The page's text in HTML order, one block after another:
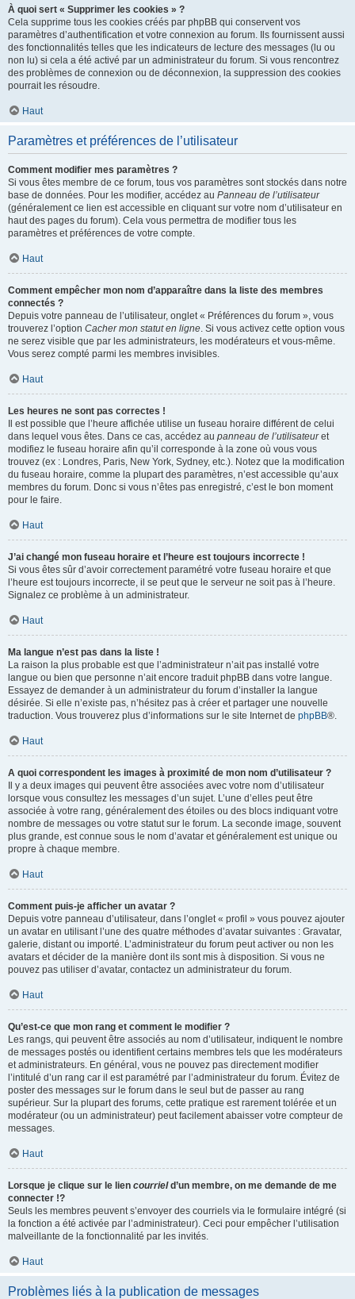
À quoi sert « Supprimer les cookies » ?
Cela supprime tous les cookies créés par phpBB qui conservent vos
paramètres d’authentification et votre connexion au forum. Ils fournissent aussi
des fonctionnalités telles que les indicateurs de lecture des messages (lu ou
non lu) si cela a été activé par un administrateur du forum. Si vous rencontrez
des problèmes de connexion ou de déconnexion, la suppression des cookies
pourrait les résoudre.
Haut
Paramètres et préférences de l’utilisateur
Comment modifier mes paramètres ?
Si vous êtes membre de ce forum, tous vos paramètres sont stockés dans notre
base de données. Pour les modifier, accédez au Panneau de l’utilisateur
(généralement ce lien est accessible en cliquant sur votre nom d’utilisateur en
haut des pages du forum). Cela vous permettra de modifier tous les
paramètres et préférences de votre compte.
Haut
Comment empêcher mon nom d’apparaître dans la liste des membres
connectés ?
Depuis votre panneau de l’utilisateur, onglet « Préférences du forum », vous
trouverez l’option Cacher mon statut en ligne. Si vous activez cette option vous
ne serez visible que par les administrateurs, les modérateurs et vous-même.
Vous serez compté parmi les membres invisibles.
Haut
Les heures ne sont pas correctes !
Il est possible que l’heure affichée utilise un fuseau horaire différent de celui
dans lequel vous êtes. Dans ce cas, accédez au panneau de l’utilisateuret
modifiez le fuseau horaire afin qu’il corresponde à la zone où vous vous
trouvez (ex : Londres, Paris, New York, Sydney, etc.). Notez que la modification
du fuseau horaire, comme la plupart des paramètres, n’est accessible qu’aux
membres du forum. Donc si vous n’êtes pas enregistré, c’est le bon moment
pour le faire.
Haut
J’ai changé mon fuseau horaire et l’heure est toujours incorrecte !
Si vous êtes sûr d’avoir correctement paramétré votre fuseau horaire et que
l’heure est toujours incorrecte, il se peut que le serveur ne soit pas à l’heure.
Signalez ce problème à un administrateur.
Haut
Ma langue n’est pas dans la liste !
La raison la plus probable est que l’administrateur n’ait pas installé votre
langue ou bien que personne n’ait encore traduit phpBB dans votre langue.
Essayez de demander à un administrateur du forum d’installer la langue
désirée. Si elle n’existe pas, n’hésitez pas à créer et partager une nouvelle
traduction. Vous trouverez plus d’informations sur le site Internet de phpBB®.
Haut
A quoi correspondent les images à proximité de mon nom d’utilisateur ?
Il y a deux images qui peuvent être associées avec votre nom d’utilisateur
lorsque vous consultez les messages d’un sujet. L’une d’elles peut être
associée à votre rang, généralement des étoiles ou des blocs indiquant votre
nombre de messages ou votre statut sur le forum. La seconde image, souvent
plus grande, est connue sous le nom d’avatar et généralement est unique ou
propre à chaque membre.
Haut
Comment puis-je afficher un avatar ?
Depuis votre panneau d’utilisateur, dans l’onglet « profil » vous pouvez ajouter
un avatar en utilisant l’une des quatre méthodes d’avatar suivantes : Gravatar,
galerie, distant ou importé. L’administrateur du forum peut activer ou non les
avatars et décider de la manière dont ils sont mis à disposition. Si vous ne
pouvez pas utiliser d’avatar, contactez un administrateur du forum.
Haut
Qu’est-ce que mon rang et comment le modifier ?
Les rangs, qui peuvent être associés au nom d’utilisateur, indiquent le nombre
de messages postés ou identifient certains membres tels que les modérateurs
et administrateurs. En général, vous ne pouvez pas directement modifier
l’intitulé d’un rang car il est paramétré par l’administrateur du forum. Évitez de
poster des messages sur le forum dans le seul but de passer au rang
supérieur. Sur la plupart des forums, cette pratique est rarement tolérée et un
modérateur (ou un administrateur) peut facilement abaisser votre compteur de
messages.
Haut
Lorsque je clique sur le lien courrield’un membre, on me demande de me
connecter !?
Seuls les membres peuvent s’envoyer des courriels via le formulaire intégré (si
la fonction a été activée par l’administrateur). Ceci pour empêcher l’utilisation
malveillante de la fonctionnalité par les invités.
Haut
Problèmes liés à la publication de messages